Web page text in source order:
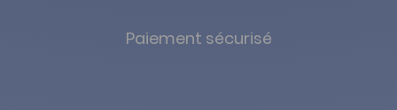
Paiement sécurisé